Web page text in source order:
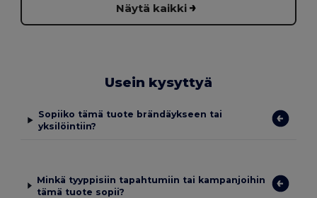
Näytä kaikki
Usein kysyttyä
Sopiiko tämä tuote brändäykseen tai
yksilöintiin?
Minkä tyyppisiin tapahtumiin tai kampanjoihin
tämä tuote sopii?